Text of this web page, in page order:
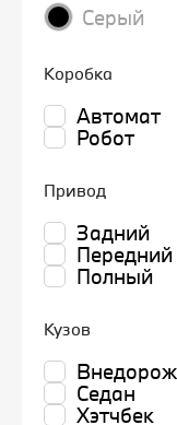
Серый
Коробка
Автомат
Робот
Привод
Задний
Передний
Полный
Кузов
Седан
Хэтчбек